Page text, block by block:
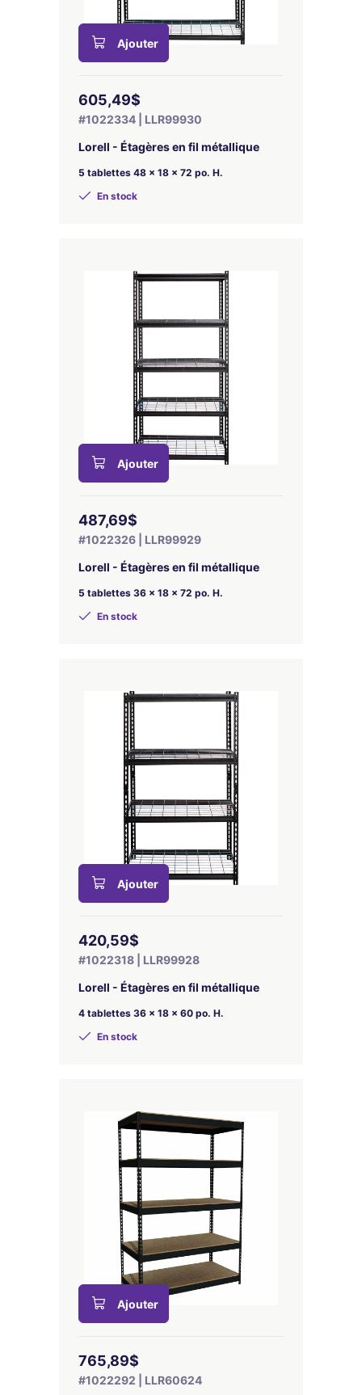
Ajouter
605,49$
#1022334 | LLR99930
Lorell - Étagères en fil métallique
5 tablettes 48 x 18 x 72 po. H.
En stock
Ajouter
487,69$
#1022326 | LLR99929
Lorell - Étagères en fil métallique
5 tablettes 36 x 18 x 72 po. H.
En stock
Ajouter
420,59$
#1022318 | LLR99928
Lorell - Étagères en fil métallique
4 tablettes 36 x 18 x 60 po. H.
En stock
Ajouter
765,89$
#1022292 | LLR60624